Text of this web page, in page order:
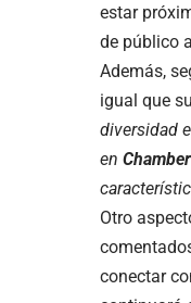
estar
de público
Además,
igual que
diversidad
en
Otro
conectar